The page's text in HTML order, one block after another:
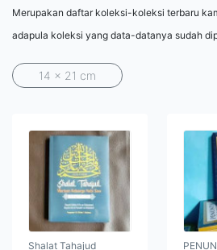
Merupakan daftar koleksi-koleksi terbaru
adapula koleksi yang data-datanya sudah
14 x 21 cm
Shalat Tahajud